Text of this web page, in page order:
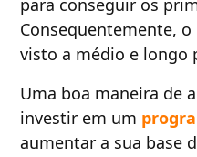
para conseguir os
Consequentemente,
visto a médio e longo
Uma boa maneira de
investir em um
aumentar a sua base